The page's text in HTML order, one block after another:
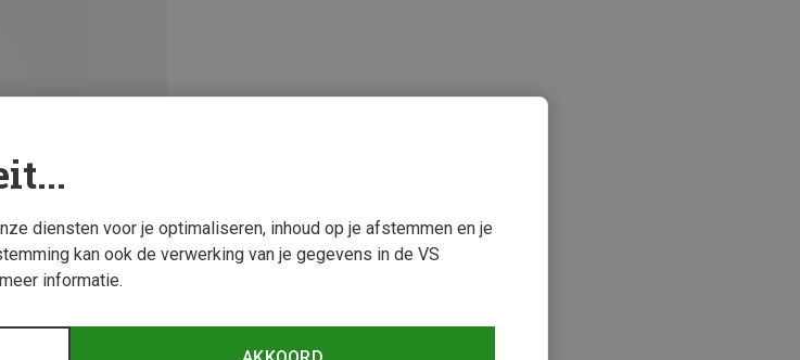
diensten voor je optimaliseren, inhoud op je afstemmen en je
kan ook de verwerking van je gegevens in de VS
informatie.